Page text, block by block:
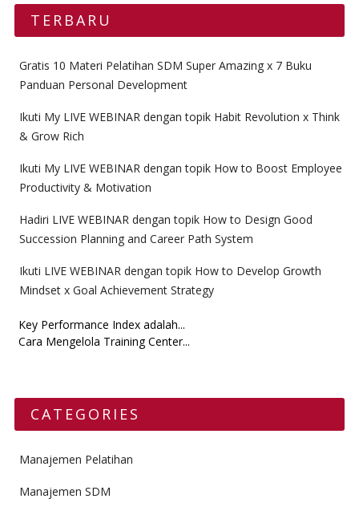
TERBARU
Gratis 10 Materi Pelatihan SDM Super Amazing x 7 Buku
Panduan Personal Development
Ikuti My LIVE WEBINAR dengan topik Habit Revolution x Think
& Grow Rich
Ikuti My LIVE WEBINAR dengan topik How to Boost Employee
Productivity & Motivation
Hadiri LIVE WEBINAR dengan topik How to Design Good
Succession Planning and Career Path System
Ikuti LIVE WEBINAR dengan topik How to Develop Growth
Mindset x Goal Achievement Strategy
Key Performance Index adalah...
Cara Mengelola Training Center...
CATEGORIES
Manajemen Pelatihan
Manajemen SDM